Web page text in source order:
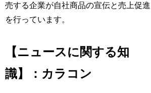
売する企業が自社商品の宣伝と売上促進
を行っています。
【ニュースに関する知
識】：カラコン